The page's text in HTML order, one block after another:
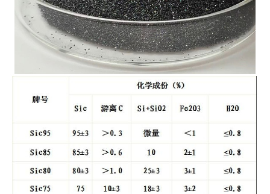
湖北球化剂
湖北增碳剂